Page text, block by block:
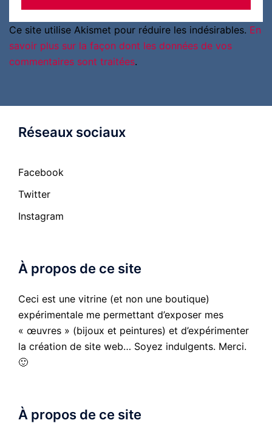
Ce site utilise Akismet pour réduire les indésirables. En
savoir plus sur la façon dont les données de vos
commentaires sont traitées.
Réseaux sociaux
Facebook
Twitter
Instagram
À propos de ce site
Ceci est une vitrine (et non une boutique)
expérimentale me permettant d’exposer mes
« œuvres » (bijoux et peintures) et d’expérimenter
la création de site web… Soyez indulgents. Merci.
🙂
À propos de ce site